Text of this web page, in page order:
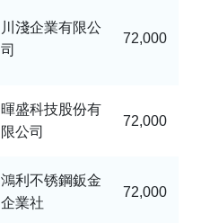
川淺企業有限公
司
72,000
暉盛科技股份有
限公司
72,000
鴻利不锈鋼鈑金
企業社
72,000